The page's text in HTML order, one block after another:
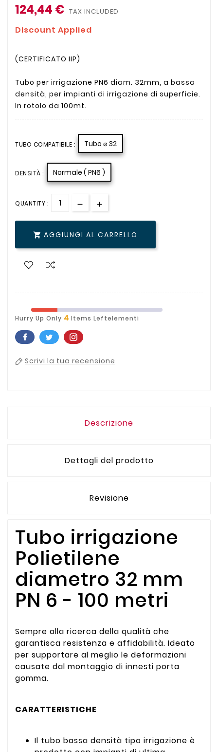
124,44 € TAX INCLUDED
Discount Applied
(CERTIFICATO IIP)
Tubo per irrigazione PN6 diam. 32mm, a bassa
densità, per impianti di irrigazione di superficie.
In rotolo da 100mt.
TUBO COMPATIBILE : Tubo ⌀ 32
DENSITÀ : Normale ( PN6 )
QUANTITY :
 AGGIUNGI AL CARRELLO
Hurry Up Only 4 Items Leftelementi
Scrivi la tua recensione
Descrizione
Dettagli del prodotto
Revisione
Tubo irrigazione
Polietilene
diametro 32 mm
PN 6 - 100 metri
Sempre alla ricerca della qualità che
garantisca resistenza e affidabilità. Ideato
per supportare al meglio le deformazioni
causate dal montaggio di innesti porta
gomma.
CARATTERISTICHE
Il tubo bassa densità tipo irrigazione è